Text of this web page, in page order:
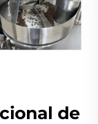
de